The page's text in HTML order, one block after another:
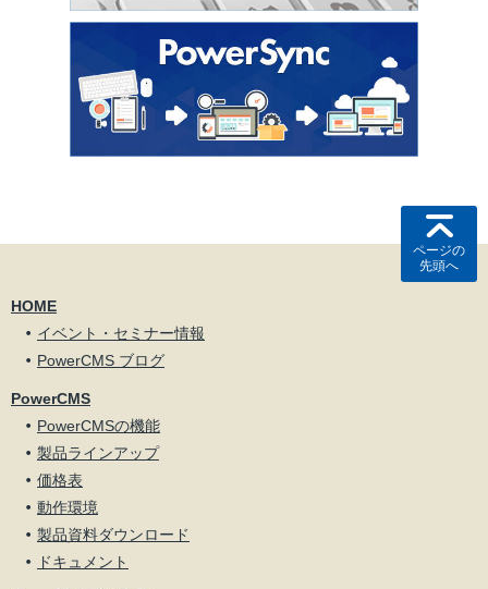
ページの
先頭へ
HOME
イベント・セミナー情報
PowerCMS ブログ
PowerCMS
PowerCMSの機能
製品ラインアップ
価格表
動作環境
製品資料ダウンロード
ドキュメント